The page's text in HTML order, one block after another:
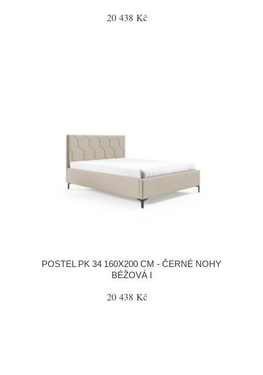
20 438 Kč
POSTEL PK 34 160X200 CM - ČERNÉ NOHY
BÉŽOVÁ I
20 438 Kč